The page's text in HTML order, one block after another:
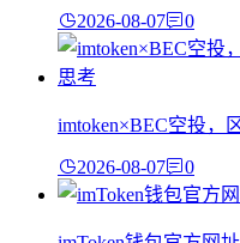
2026-08-07 0
imtoken×BEC空投，
2026-08-07 0